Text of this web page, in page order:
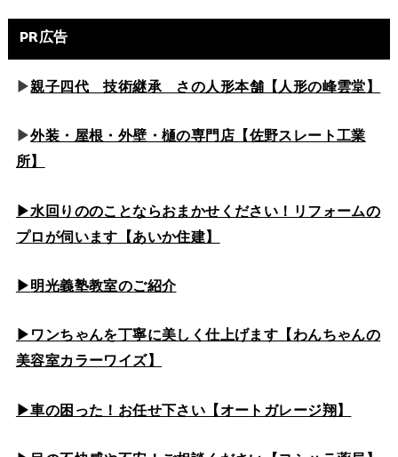
PR広告
▶親子四代 技術継承 さの人形本舗【人形の峰雲堂】
▶外装・屋根・外壁・樋の専門店【佐野スレート工業
所】
▶水回りののことならおまかせください！リフォームの
プロが伺います【あいか住建】
▶明光義塾教室のご紹介
▶ワンちゃんを丁寧に美しく仕上げます【わんちゃんの
美容室カラーワイズ】
▶車の困った！お任せ下さい【オートガレージ翔】